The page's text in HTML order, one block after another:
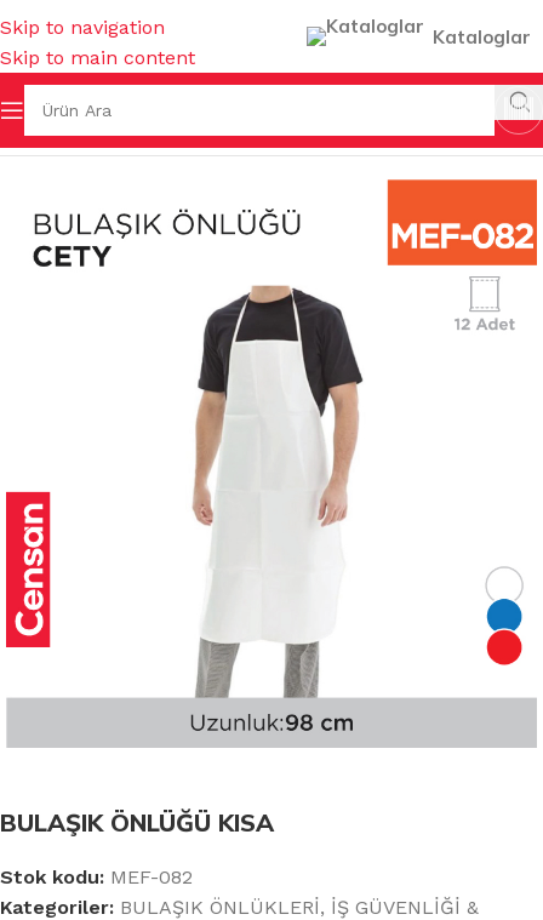
Skip to navigation
Skip to main content
Kataloglar
Sayfa BULAŞIK ÖNLÜKLERİ
BULAŞIK ÖNLÜĞÜ KISA
Stok kodu: MEF-082
Kategoriler: BULAŞIK ÖNLÜKLERİ, İŞ GÜVENLİĞİ &